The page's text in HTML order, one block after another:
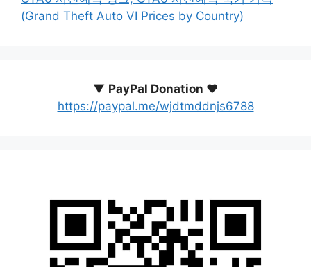
(Grand Theft Auto VI Prices by Country)
▼ PayPal Donation ♥️
https://paypal.me/wjdtmddnjs6788